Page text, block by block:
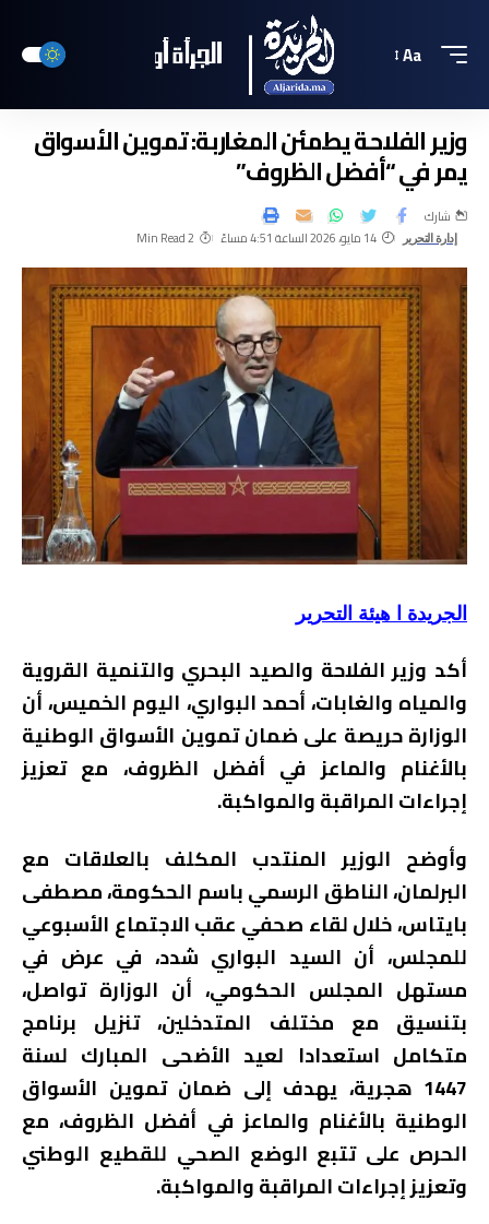
Aa
وزير الفلاحة يطمئن المغاربة: تموين الأسواق
يمر في “أفضل الظروف”
إدارة التحرير 14 مايو، 2026 الساعة 4:51 مساءً 2 Min Read
شارك
الجريدة ا هيئة التحرير
أكد وزير الفلاحة والصيد البحري والتنمية القروية
والمياه والغابات، أحمد البواري، اليوم الخميس، أن
الوزارة حريصة على ضمان تموين الأسواق الوطنية
بالأغنام والماعز في أفضل الظروف، مع تعزيز
إجراءات المراقبة والمواكبة.
وأوضح الوزير المنتدب المكلف بالعلاقات مع
البرلمان، الناطق الرسمي باسم الحكومة، مصطفى
بايتاس، خلال لقاء صحفي عقب الاجتماع الأسبوعي
للمجلس، أن السيد البواري شدد، في عرض في
مستهل المجلس الحكومي، أن الوزارة تواصل،
بتنسيق مع مختلف المتدخلين، تنزيل برنامج
متكامل استعدادا لعيد الأضحى المبارك لسنة
1447 هجرية، يهدف إلى ضمان تموين الأسواق
الوطنية بالأغنام والماعز في أفضل الظروف، مع
الحرص على تتبع الوضع الصحي للقطيع الوطني
وتعزيز إجراءات المراقبة والمواكبة.